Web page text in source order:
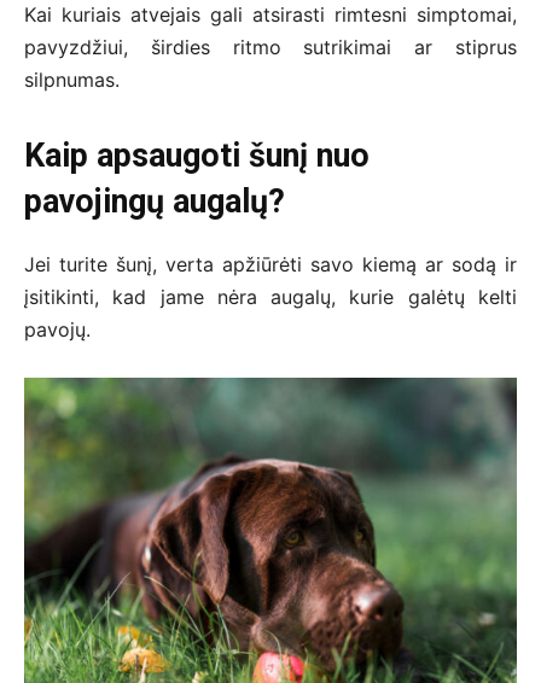
Kai kuriais atvejais gali atsirasti rimtesni simptomai,
pavyzdžiui, širdies ritmo sutrikimai ar stiprus
silpnumas.
Kaip apsaugoti šunį nuo
pavojingų augalų?
Jei turite šunį, verta apžiūrėti savo kiemą ar sodą ir
įsitikinti, kad jame nėra augalų, kurie galėtų kelti
pavojų.